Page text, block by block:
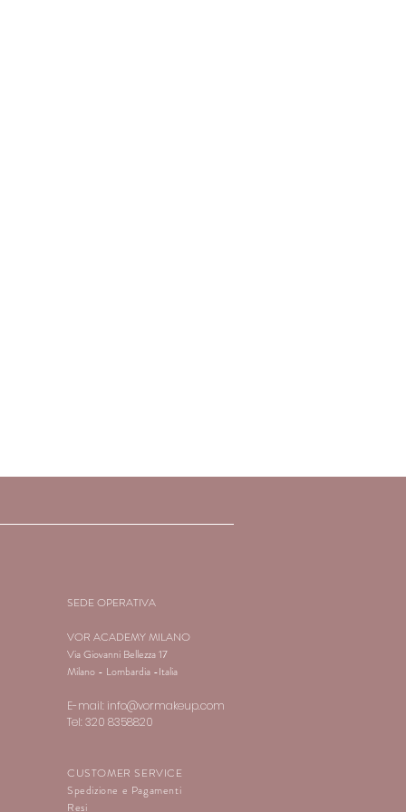
SEDE OPERATIVA
VOR ACADEMY MILANO
Via Giovanni Bellezza 17
Milano - Lombardia -Italia
E-mail: info@vormakeup.com
Tel: 320 8358820
CUSTOMER SERVICE
Spedizione e Pagamenti
Resi